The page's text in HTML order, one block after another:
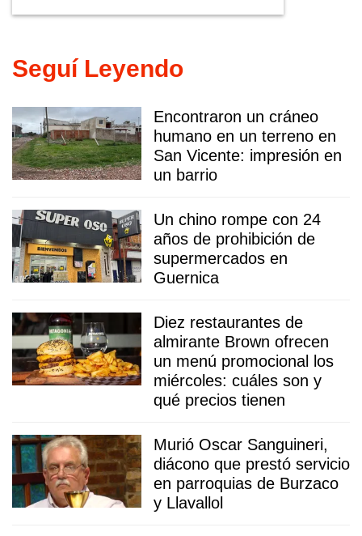
Seguí Leyendo
Encontraron un cráneo
humano en un terreno en
San Vicente: impresión en
un barrio
Un chino rompe con 24
años de prohibición de
supermercados en
Guernica
Diez restaurantes de
almirante Brown ofrecen
un menú promocional los
miércoles: cuáles son y
qué precios tienen
Murió Oscar Sanguineri,
diácono que prestó servicio
en parroquias de Burzaco
y Llavallol